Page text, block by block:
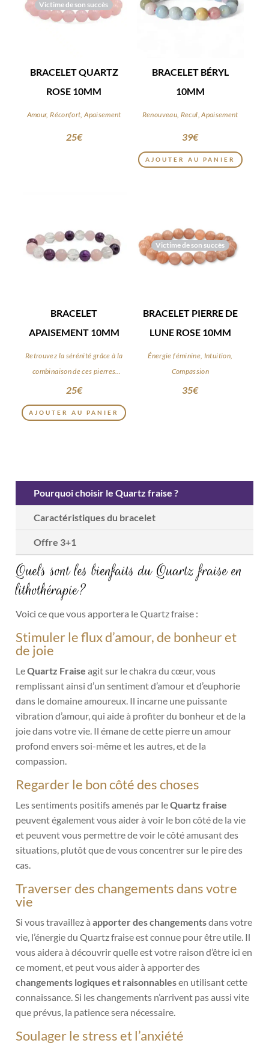
Victime de son succès
BRACELET QUARTZ
ROSE 10MM
Amour, Réconfort, Apaisement
25€
BRACELET BÉRYL
10MM
Renouveau, Recul, Apaisement
39€
AJOUTER AU PANIER
BRACELET
APAISEMENT 10MM
Retrouvez la sérénité grâce à la
combinaison de ces pierres
apaisantes
25€
AJOUTER AU PANIER
Victime de son succès
BRACELET PIERRE DE
LUNE ROSE 10MM
Énergie féminine, Intuition,
Compassion
35€
Pourquoi choisir le Quartz fraise ?
Caractéristiques du bracelet
Offre 3+1
Quels sont les bienfaits du Quartz fraise en
lithothérapie?
Voici ce que vous apportera le Quartz fraise :
Stimuler le flux d’amour, de bonheur et
de joie
LeQuartz Fraise agit sur le chakra du cœur, vous
remplissant ainsi d’un sentiment d’amour et d’euphorie
dans le domaine amoureux. Il incarne une puissante
vibration d’amour, qui aide à profiter du bonheur et de la
joie dans votre vie. Il émane de cette pierre un amour
profond envers soi-même et les autres, et de la
compassion.
Regarder le bon côté des choses
Les sentiments positifs amenés par leQuartz fraise
peuvent également vous aider à voir le bon côté de la vie
et peuvent vous permettre de voir le côté amusant des
situations, plutôt que de vous concentrer sur le pire des
cas.
Traverser des changements dans votre
vie
Si vous travaillez àapporter des changementsdans votre
vie, l’énergie du Quartz fraise est connue pour être utile. Il
vous aidera à découvrir quelle est votre raison d’être ici en
ce moment, et peut vous aider à apporter des
changements logiques et raisonnablesen utilisant cette
connaissance. Si les changements n’arrivent pas aussi vite
que prévus, la patience sera nécessaire.
Soulager le stress et l’anxiété